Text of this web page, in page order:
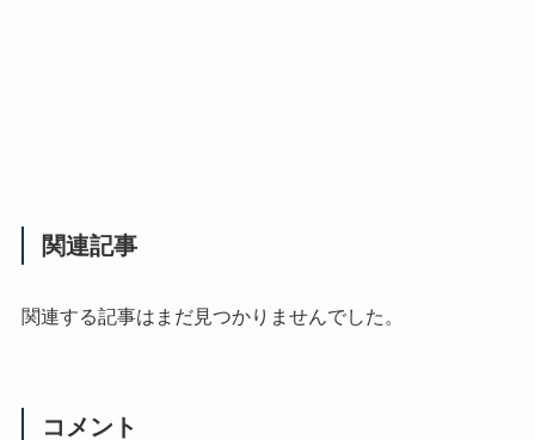
関連記事
関連する記事はまだ見つかりませんでした。
コメント